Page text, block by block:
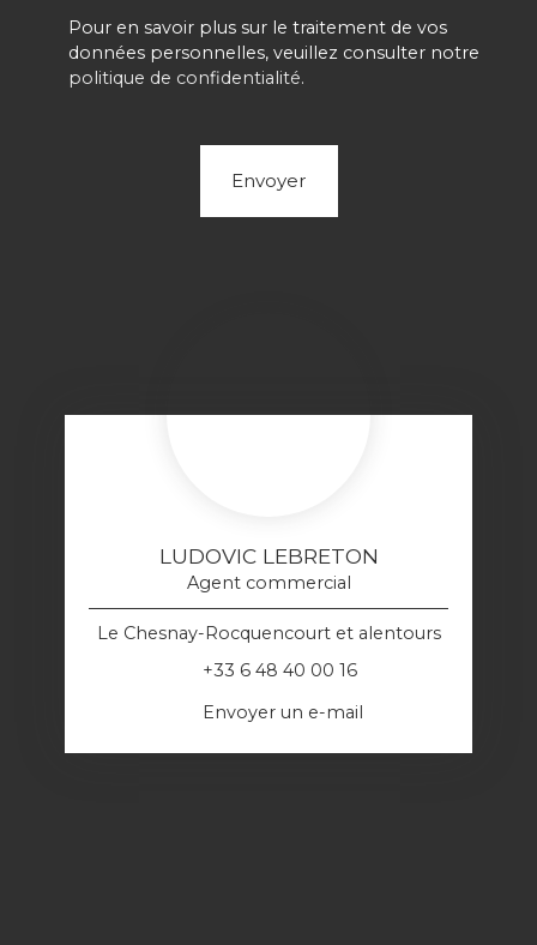
Pour en savoir plus sur le traitement de vos
données personnelles, veuillez consulter notre
politique de confidentialité.
Envoyer
LUDOVIC LEBRETON
Agent commercial
Le Chesnay-Rocquencourt et alentours
+33 6 48 40 00 16
Envoyer un e-mail